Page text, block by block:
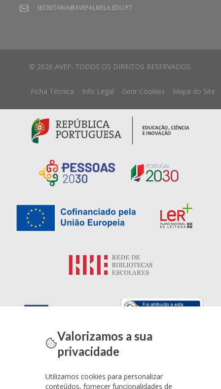
SECRETARIA@AVEPALMELA.EDU.PT
© 2026 AVEP. TODOS OS DIREITOS RESERVADOS.
Ficha Técnica Info Legal Gerir Cookies Mapa do Site
Valorizamos a sua
privacidade
Utilizamos cookies para personalizar
conteúdos, fornecer funcionalidades de